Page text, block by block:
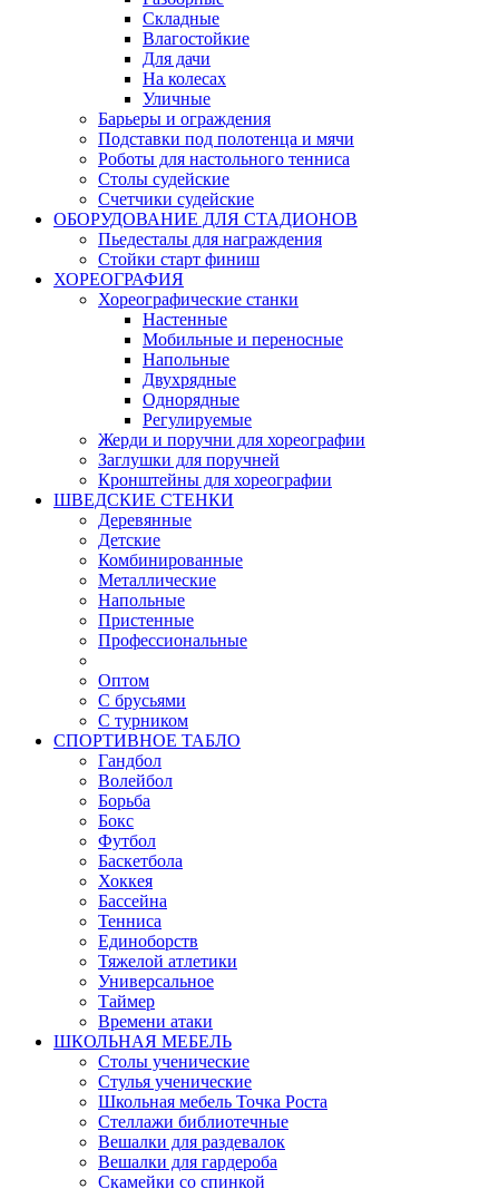
Складные
Влагостойкие
Для дачи
На колесах
Уличные
Барьеры и ограждения
Подставки под полотенца и мячи
Роботы для настольного тенниса
Столы судейские
Счетчики судейские
ОБОРУДОВАНИЕ ДЛЯ СТАДИОНОВ
Пьедесталы для награждения
Стойки старт финиш
ХОРЕОГРАФИЯ
Хореографические станки
Настенные
Мобильные и переносные
Напольные
Двухрядные
Однорядные
Регулируемые
Жерди и поручни для хореографии
Заглушки для поручней
Кронштейны для хореографии
ШВЕДСКИЕ СТЕНКИ
Деревянные
Детские
Комбинированные
Металлические
Напольные
Пристенные
Профессиональные
Оптом
С брусьями
С турником
СПОРТИВНОЕ ТАБЛО
Гандбол
Волейбол
Борьба
Бокс
Футбол
Баскетбола
Хоккея
Бассейна
Тенниса
Единоборств
Тяжелой атлетики
Универсальное
Таймер
Времени атаки
ШКОЛЬНАЯ МЕБЕЛЬ
Столы ученические
Стулья ученические
Школьная мебель Точка Роста
Стеллажи библиотечные
Вешалки для раздевалок
Вешалки для гардероба
Скамейки со спинкой